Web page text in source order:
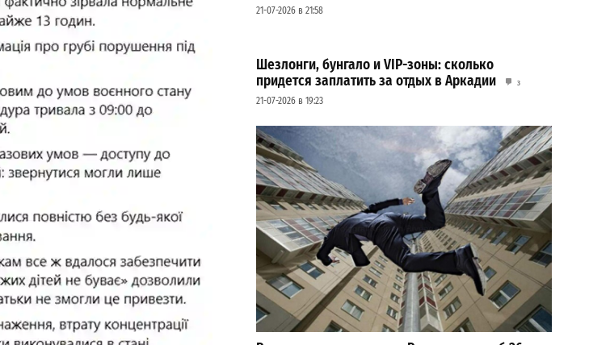
21-07-2026 в 21:58
Шезлонги, бунгало и VIP-зоны: сколько
придется заплатить за отдых в Аркадии
3
21-07-2026 в 19:23